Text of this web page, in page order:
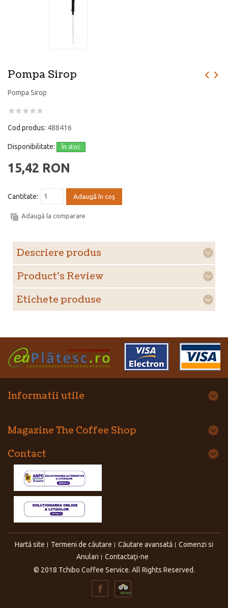
Pompa Sirop
Pompa Sirop
Cod produs: 488416
Disponibilitate: În stoc
15,42 RON
Cantitate: Adaugă în coş
Adaugă la comparare
Descriere produs
Product's Review
Etichete produse
Informatii utile
Magazine The Coffee Shop
Contact
Hartă site Termeni de căutare Căutare avansată
Comenzi si
Anulari
Contactaţi-ne
© 2018 Tchibo Coffee Service. All Rights Reserved.